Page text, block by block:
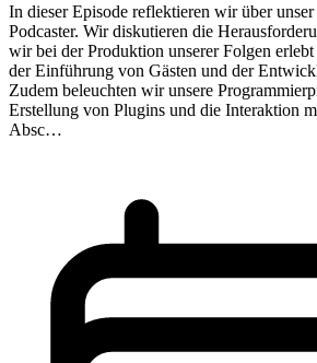
In dieser Episode reflektieren wir über unser
Podcaster. Wir diskutieren die
wir bei der Produktion unserer Folgen
der Einführung von Gästen und der
Zudem beleuchten wir unsere
Erstellung von Plugins und die Interaktion
Absc…